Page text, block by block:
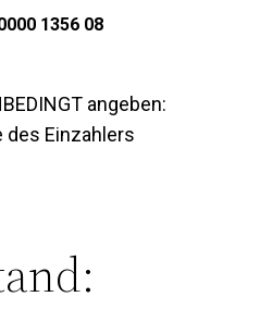
1356 08
angeben:
des Einzahlers